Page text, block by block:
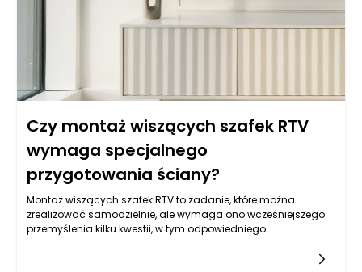
Czy montaż wiszących szafek RTV
wymaga specjalnego
przygotowania ściany?
Montaż wiszących szafek RTV to zadanie, które można
zrealizować samodzielnie, ale wymaga ono wcześniejszego
przemyślenia kilku kwestii, w tym odpowiedniego